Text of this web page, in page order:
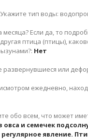
тип воды:
Если да, то
птица (птицы),
Нет
или
ежедневно,
обо всем, что может
и семечек
явление.